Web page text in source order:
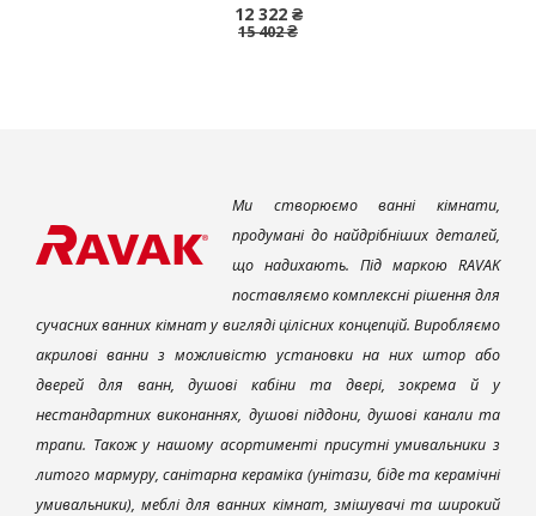
12 322 ₴
15 402 ₴
Ми створюємо ванні кімнати,
продумані до найдрібніших деталей,
що надихають. Під маркою RAVAK
поставляємо комплексні рішення для
сучасних ванних кімнат у вигляді цілісних концепцій. Виробляємо
акрилові ванни з можливістю установки на них штор або
дверей для ванн, душові кабіни та двері, зокрема й у
нестандартних виконаннях, душові піддони, душові канали та
трапи. Також у нашому асортименті присутні умивальники з
литого мармуру, санітарна кераміка (унітази, біде та керамічні
умивальники), меблі для ванних кімнат, змішувачі та широкий